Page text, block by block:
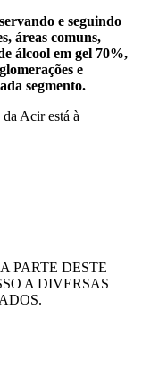
e seguindo
áreas comuns,
álcool em gel 70%,
e
segmento.
Acir está à
PARTE DESTE
A DIVERSAS